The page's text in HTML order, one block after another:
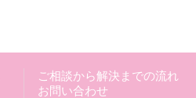
ご相談から解決までの流れ
お問い合わせ